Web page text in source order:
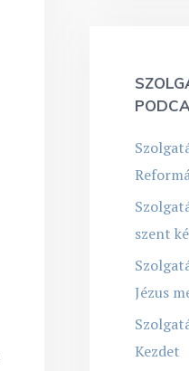
szent
Jézus
Kezdet